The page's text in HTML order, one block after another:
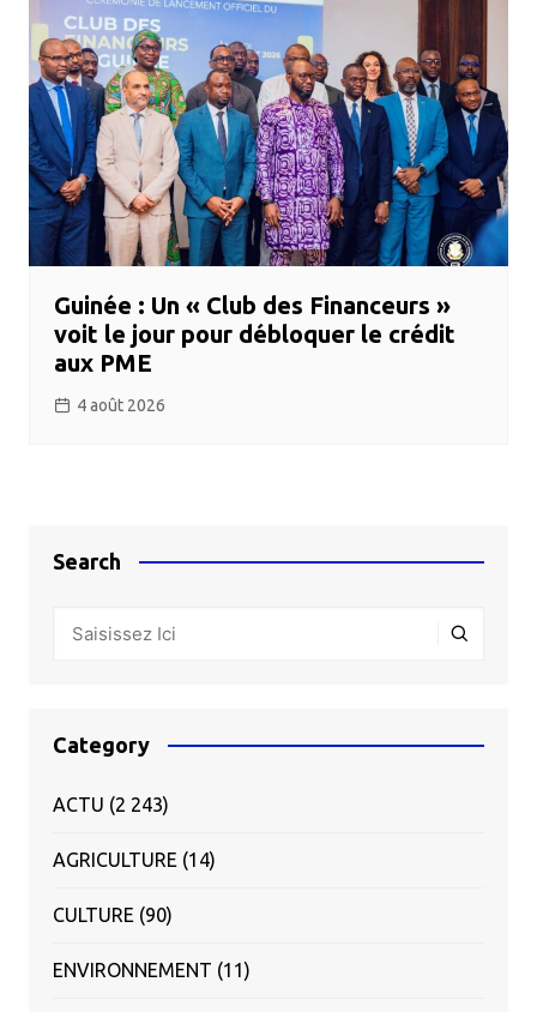
Guinée : Un « Club des Financeurs »
voit le jour pour débloquer le crédit
aux PME
4 août 2026
Search
Category
ACTU (2 243)
AGRICULTURE (14)
CULTURE (90)
ENVIRONNEMENT (11)